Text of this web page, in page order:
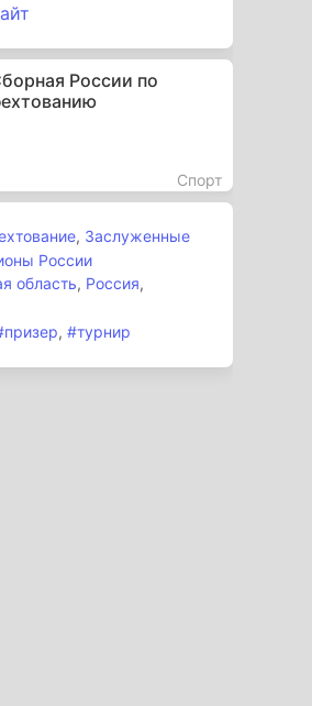
России по
Спорт
, Заслуженные
России
область, Россия,
,#турнир